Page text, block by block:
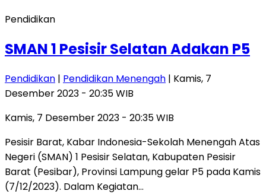
Pendidikan
SMAN 1 Pesisir Selatan Adakan P5
Pendidikan | Pendidikan Menengah | Kamis, 7
Desember 2023 - 20:35 WIB
Kamis, 7 Desember 2023 - 20:35 WIB
Pesisir Barat, Kabar Indonesia-Sekolah Menengah Atas
Negeri (SMAN) 1 Pesisir Selatan, Kabupaten Pesisir
Barat (Pesibar), Provinsi Lampung gelar P5 pada Kamis
(7/12/2023). Dalam Kegiatan…